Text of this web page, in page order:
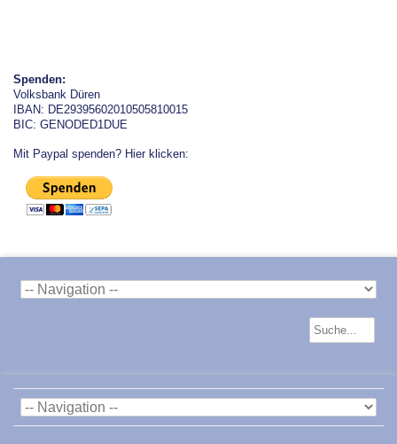
Spenden:
Volksbank Düren
IBAN: DE29395602010505810015
BIC: GENODED1DUE
Mit Paypal spenden? Hier klicken: